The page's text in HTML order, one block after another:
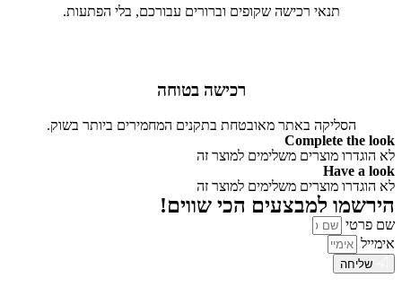
תנאי רכישה שקופים וברורים עבורכם, בלי הפתעות.
רכישה בטוחה
הסליקה באתר מאובטחת בתקנים המחמירים ביותר בשוק.
Complete the look
לא הוגדרו מוצרים משלימים למוצר זה
Have a look
לא הוגדרו מוצרים משלימים למוצר זה
הירשמו למבצעים הכי שווים!
שם פרטי
אימייל
שליחה